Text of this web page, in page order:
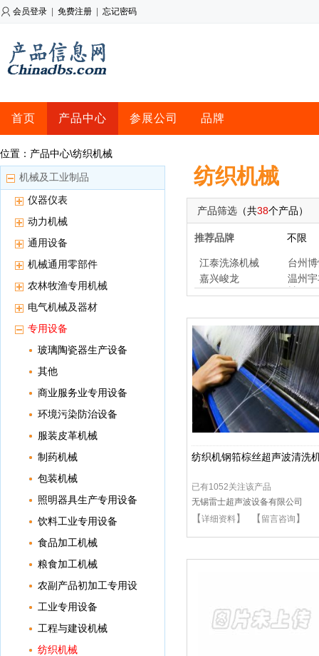
会员登录 免费注册 忘记密码
首页 产品中心 参展公司 品牌
位置：产品中心\纺织机械
机械及工业制品
仪器仪表
动力机械
通用设备
机械通用零部件
农林牧渔专用机械
电气机械及器材
专用设备
玻璃陶瓷器生产设备
其他
商业服务业专用设备
环境污染防治设备
服装皮革机械
制药机械
包装机械
照明器具生产专用设备
饮料工业专用设备
食品加工机械
粮食加工机械
农副产品初加工专用设
备 工业专用设备
工程与建设机械
纺织机械
纺织机械
产品筛选 （共38个产品）
推荐品牌 不限
江泰洗涤机械
台州
嘉兴峻龙
温州
械
纺织机钢筘棕丝超声波清洗
已有1052关注该产品
无锡雷士超声波设备有限公司
【详细资料】 【 留言咨询 】